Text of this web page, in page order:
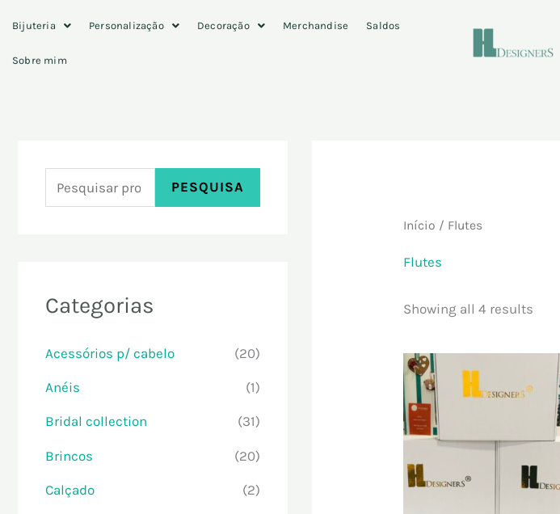
content
Bijuteria Personalização Decoração Merchandise Saldos
Sobre mim
s
a
r
PESQUISA
Categorias
Acessórios p/ cabelo (20)
Anéis (1)
Bridal collection (31)
Brincos (20)
Calçado (2)
Início / Flutes
Flutes
Showing all 4 results